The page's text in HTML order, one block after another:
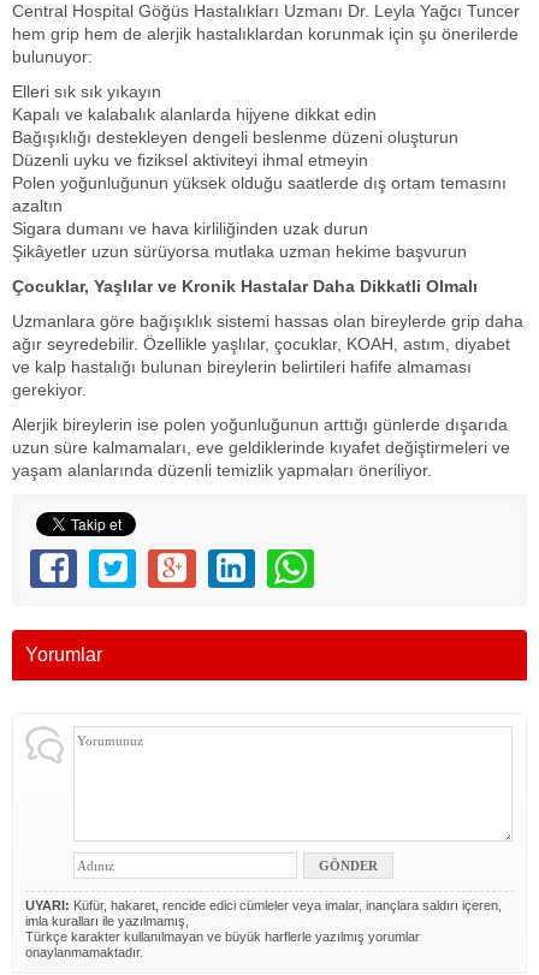
Central Hospital Göğüs Hastalıkları Uzmanı Dr. Leyla Yağcı Tuncer
hem grip hem de alerjik hastalıklardan korunmak için şu önerilerde
bulunuyor:
Elleri sık sık yıkayın
Kapalı ve kalabalık alanlarda hijyene dikkat edin
Bağışıklığı destekleyen dengeli beslenme düzeni oluşturun
Düzenli uyku ve fiziksel aktiviteyi ihmal etmeyin
Polen yoğunluğunun yüksek olduğu saatlerde dış ortam temasını
azaltın
Sigara dumanı ve hava kirliliğinden uzak durun
Şikâyetler uzun sürüyorsa mutlaka uzman hekime başvurun
Çocuklar, Yaşlılar ve Kronik Hastalar Daha Dikkatli Olmalı
Uzmanlara göre bağışıklık sistemi hassas olan bireylerde grip daha
ağır seyredebilir. Özellikle yaşlılar, çocuklar, KOAH, astım, diyabet
ve kalp hastalığı bulunan bireylerin belirtileri hafife almaması
gerekiyor.
Alerjik bireylerin ise polen yoğunluğunun arttığı günlerde dışarıda
uzun süre kalmamaları, eve geldiklerinde kıyafet değiştirmeleri ve
yaşam alanlarında düzenli temizlik yapmaları öneriliyor.
Yorumlar
UYARI: Küfür, hakaret, rencide edici cümleler veya imalar, inançlara saldırı içeren,
imla kuralları ile yazılmamış,
Türkçe karakter kullanılmayan ve büyük harflerle yazılmış yorumlar
onaylanmamaktadır.